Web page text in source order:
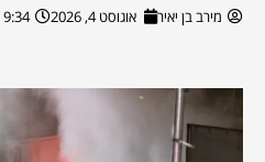
מירב בן יאיר אוגוסט 4, 2026 9:34 pm